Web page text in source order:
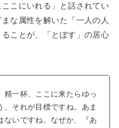
こにいれる」と話されてい
な属性を解いた「一人の人
ことが、「とぽす」の居心
精一杯、ここに来たらゆっ
、それが目標ですね。あま
ないですね。なぜか、『あ